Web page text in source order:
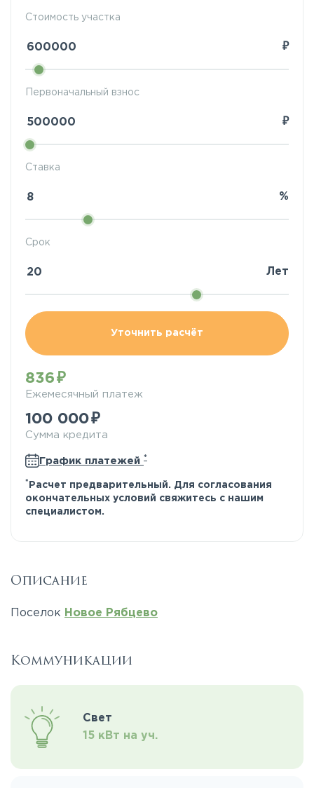
Стоимость участка
₽
Ставка
%
Первоначальный взнос
₽
Срок
Лет
Уточнить расчёт
836
Ежемесячный платеж
100 000
Сумма кредита
График платежей *
* Расчет предварительный. Для согласования
окончательных условий свяжитесь с нашим
специалистом.
Описание
Поселок Новое Рябцево
Коммуникации
Свет
15 кВт на уч.